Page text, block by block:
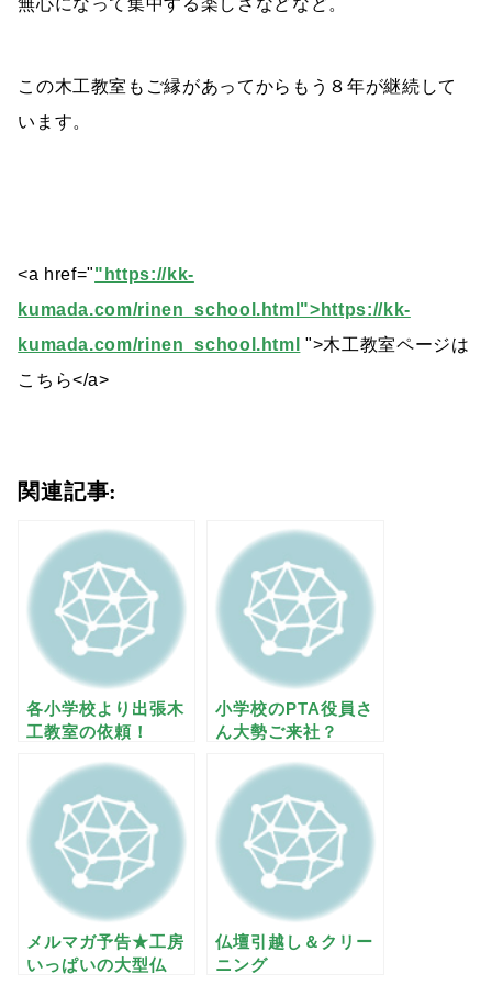
この木工教室もご縁があってからもう８年が継続して
います。
<a href=""https://kk-
kumada.com/rinen_school.html">https://kk-
kumada.com/rinen_school.html ">木工教室ページは
こちら</a>
関連記事:
各小学校より出張木
工教室の依頼！
小学校のPTA役員さ
ん大勢ご来社？
メルマガ予告★工房
いっぱいの大型仏
仏壇引越し＆クリー
ニング